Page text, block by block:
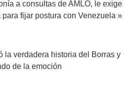
a consultas de AMLO, le exige
para fijar postura con Venezuela »
la verdadera historia del Borras y
de la emoción